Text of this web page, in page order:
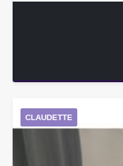
CLAUDETTE